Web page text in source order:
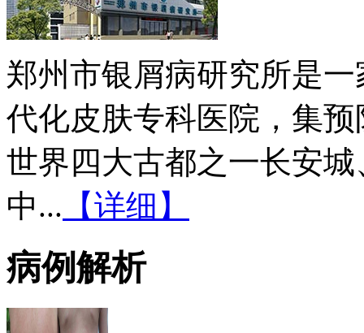
郑州市银屑病研究所是
代化皮肤专科医院，集
世界四大古都之一长安
中... 【详细】
病例解析